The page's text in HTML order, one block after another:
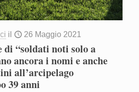
il 26 Maggio 2021
di “soldati noti solo a
ancora i nomi e anche
all’arcipelago
39 anni